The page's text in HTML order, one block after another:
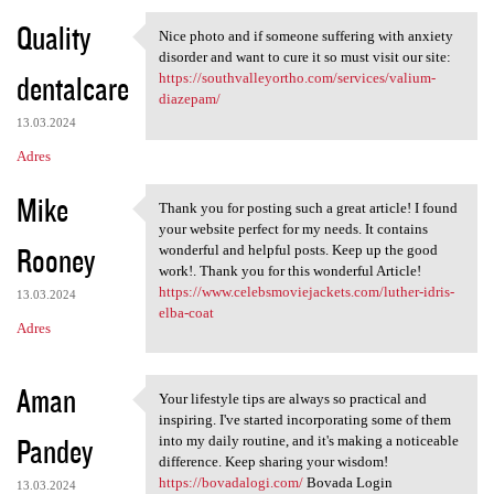
Quality
dentalcare
13.03.2024
Adres
Nice photo and if someone
Nice photo and if someone suffering with anxiety
disorder and want to cure it so must visit our site:
https://southvalleyortho.com/services/valium-
diazepam/
Mike
Rooney
13.03.2024
Adres
Thank you for posting such a
Thank you for posting such a great article! I found
your website perfect for my needs. It contains
wonderful and helpful posts. Keep up the good
work!. Thank you for this wonderful Article!
https://www.celebsmoviejackets.com/luther-idris-
elba-coat
Aman
Pandey
13.03.2024
Your lifestyle tips are
Your lifestyle tips are always so practical and
inspiring. I've started incorporating some of them
into my daily routine, and it's making a noticeable
difference. Keep sharing your wisdom!
https://bovadalogi.com/Bovada Login